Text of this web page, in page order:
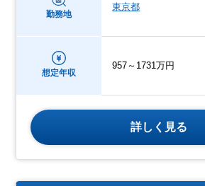
勤務地
東京都
想定年収
957～1731万円
詳しく見る